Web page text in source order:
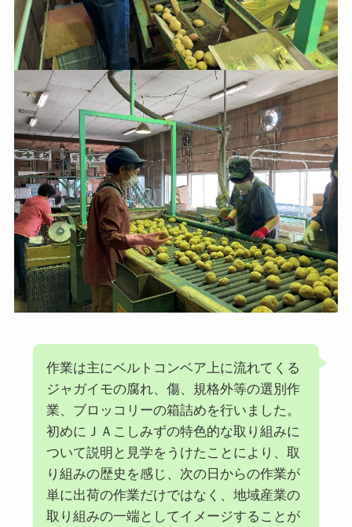
作業は主にベルトコンベア上に流れてくる
ジャガイモの腐れ、傷、規格外等の選別作
業、ブロッコリーの箱詰めを行いました。
初めにＪＡこしみずの特色的な取り組みに
ついて説明と見学をうけたことにより、取
り組みの歴史を感じ、次の日からの作業が
単に出荷の作業だけではなく、地域産業の
取り組みの一端としてイメージすることが